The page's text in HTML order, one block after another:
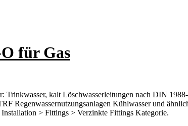
für Gas
kalt Löschwasserleitungen nach DIN
Regenwassernutzungsanlagen Kühlwasser und
> Fittings > Verzinkte Fittings Kategorie.